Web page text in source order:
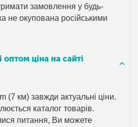
замовлення у будь-
не окупована російськими
ціна на сайті
(7 км) завжди актуальні ціни.
каталог товарів.
питання, Ви можете